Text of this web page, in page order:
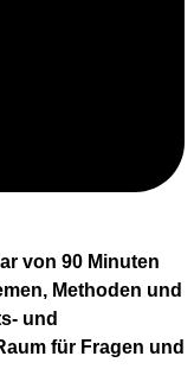
von 90 Minuten
Methoden und
und
für Fragen und